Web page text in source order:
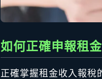
如何正確申報租
正確掌握租金收入報稅